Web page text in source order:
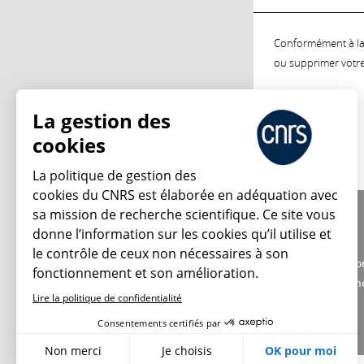
Conformément à
ou supprimer
Charte
Données
La gestion des
cookies
La politique de gestion des
cookies du CNRS est élaborée en adéquation avec
sa mission de recherche scientifique. Ce site vous
donne l’information sur les cookies qu’il utilise et
le contrôle de ceux non nécessaires à son
fonctionnement et son amélioration.
Lire la politique de confidentialité
Consentements certifiés par
Non merci Je choisis OK pour moi